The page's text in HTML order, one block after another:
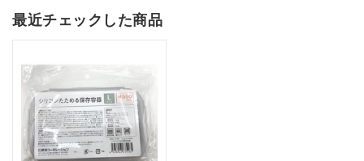
最近チェックした商品